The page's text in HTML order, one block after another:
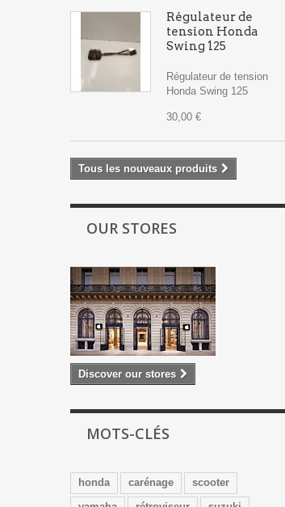
Régulateur de
tension Honda
Swing 125
Régulateur de tension
Honda Swing 125
30,00 €
Tous les nouveaux produits
OUR STORES
Discover our stores
MOTS-CLÉS
honda carénage
scooter